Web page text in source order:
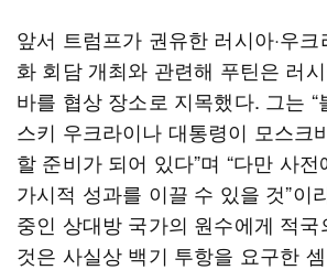
앞서 트럼프가 권유한 러시아·우
화 회담 개최와 관련해 푸틴은 러
바를 협상 장소로 지목했다. 그는 “
스키 우크라이나 대통령이 모스크
할 준비가 되어 있다”며 “다만 사
가시적 성과를 이끌 수 있을 것”이
중인 상대방 국가의 원수에게 적
것은 사실상 백기 투항을 요구한